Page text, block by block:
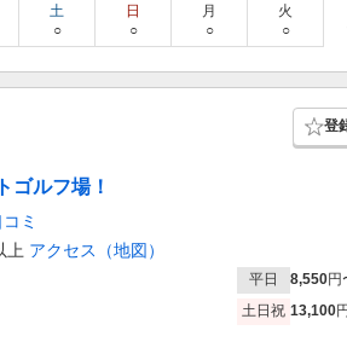
土
○
日
○
月
○
火
○
登
ゴルフ場！
ミ
上 アクセス（地図）
平日 8,550円
土日祝 13,100